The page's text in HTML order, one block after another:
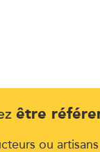
être
ou